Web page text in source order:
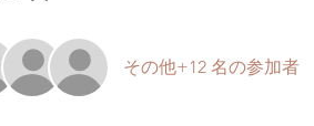
その他+12 名の参加者